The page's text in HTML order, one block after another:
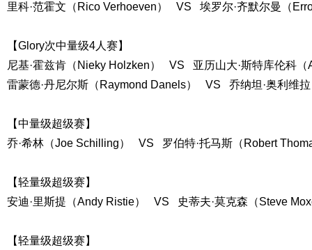
里科·范霍文（Rico Verhoeven） VS 埃罗尔·齐默尔曼（
【Glory次中量级4人赛】
尼基·霍兹肯（Nieky Holzken） VS 亚历山大·斯特库伦科（
雷蒙德·丹尼尔斯（Raymond Danels） VS 乔纳坦·奥利维
【中量级超级赛】
乔·希林（Joe Schilling） VS 罗伯特·托马斯（Robert
【轻量级超级赛】
安迪·里斯提（Andy Ristie） VS 史蒂夫·莫克森（Steve
【轻量级超级赛】